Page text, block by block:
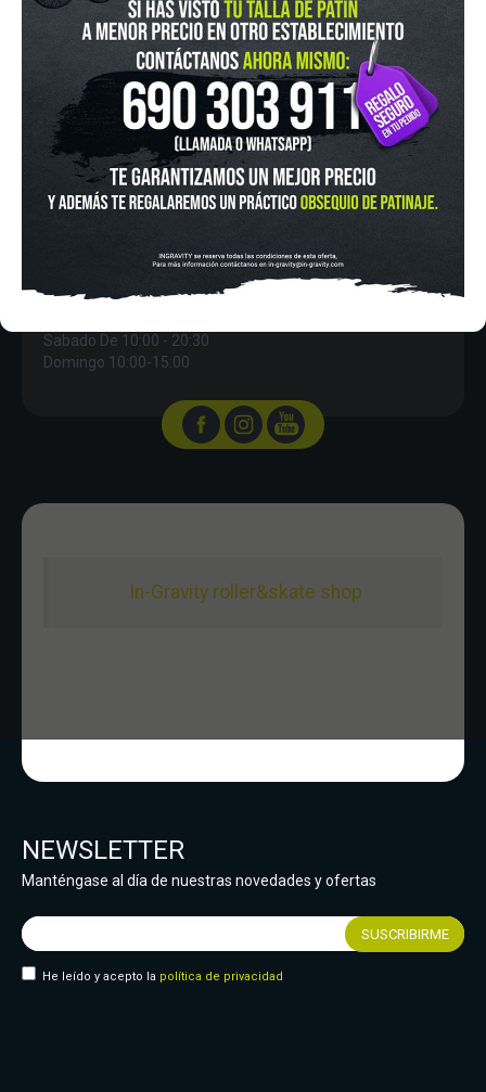
In-Gravity roller&skate shop
IN-GRAVITY MADRID RETIRO
Pza. Mariano de Cavia, 2
in-gravity@in-gravity.com
HORARIO
Sabado De 10:00 - 20:30
Domingo 10:00-15:00
NEWSLETTER
Manténgase al día de nuestras novedades y ofertas
He leído y acepto la política de privacidad